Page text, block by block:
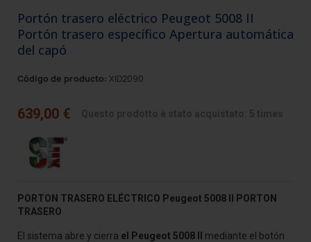
Portón trasero eléctrico Peugeot 5008 II
Portón trasero específico Apertura automática
del capó
Código de producto: XID2090
639,00 €
PORTON TRASERO ELÉCTRICO Peugeot 5008 II PORTON
TRASERO
El sistema abre y cierra el Peugeot 5008 II
mediante el botón